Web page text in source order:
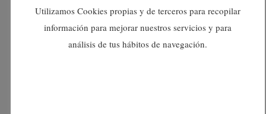
setembre 2024
Utilizamos Cookies propias y de terceros para recopilar
información para mejorar nuestros servicios y para
análisis de tus hábitos de navegación.